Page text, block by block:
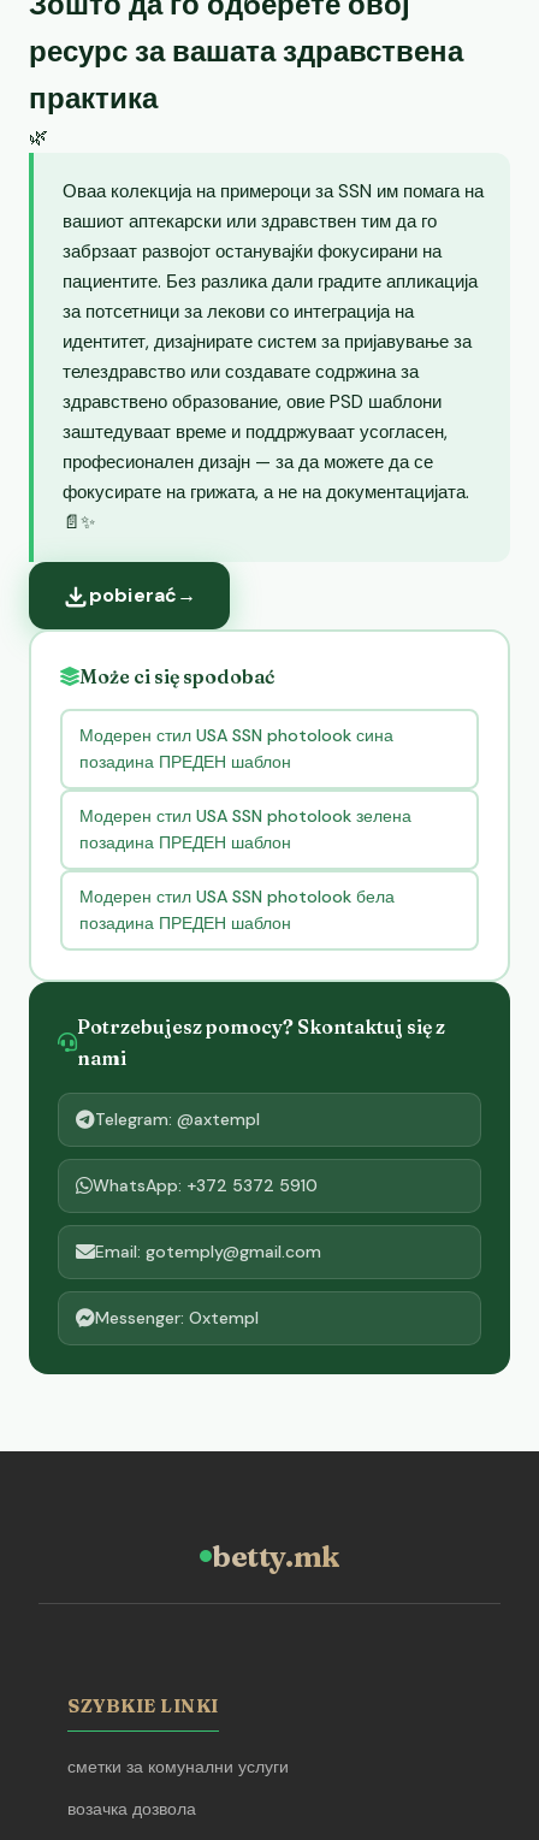
ресурс за вашата здравствена
практика
🌿
Оваа колекција на примероци за SSN им помага на
вашиот аптекарски или здравствен тим да го
забрзаат развојот останувајќи фокусирани на
пациентите. Без разлика дали градите апликација
за потсетници за лекови со интеграција на
идентитет, дизајнирате систем за пријавување за
телездравство или создавате содржина за
здравствено образование, овие PSD шаблони
заштедуваат време и поддржуваат усогласен,
професионален дизајн — за да можете да се
фокусирате на грижата, а не на документацијата.
📄✨
pobierać→
Może ci się spodobać
Модерен стил USA SSN photolook сина
позадина ПРЕДЕН шаблон
Модерен стил USA SSN photolook зелена
позадина ПРЕДЕН шаблон
Модерен стил USA SSN photolook бела
позадина ПРЕДЕН шаблон
Potrzebujesz pomocy? Skontaktuj się z
nami
Telegram: @axtempl
WhatsApp: +372 5372 5910
Email: gotemply@gmail.com
Messenger: Oxtempl
betty.mk
SZYBKIE LINKI
сметки за комунални услуги
возачка дозвола